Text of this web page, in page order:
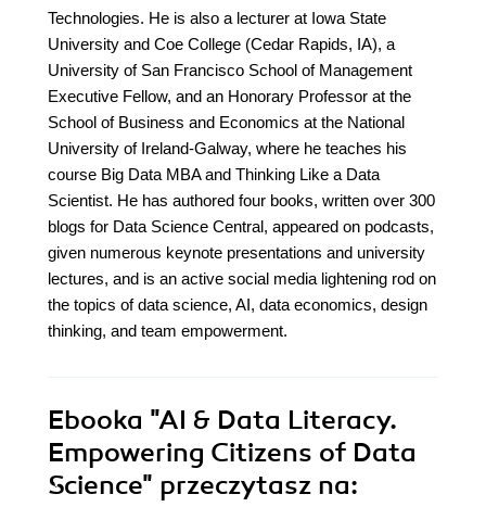
Technologies. He is also a lecturer at Iowa State
University and Coe College (Cedar Rapids, IA), a
University of San Francisco School of Management
Executive Fellow, and an Honorary Professor at the
School of Business and Economics at the National
University of Ireland-Galway, where he teaches his
course Big Data MBA and Thinking Like a Data
Scientist. He has authored four books, written over 300
blogs for Data Science Central, appeared on podcasts,
given numerous keynote presentations and university
lectures, and is an active social media lightening rod on
the topics of data science, AI, data economics, design
thinking, and team empowerment.
Ebooka "AI & Data Literacy.
Empowering Citizens of Data
Science" przeczytasz na: